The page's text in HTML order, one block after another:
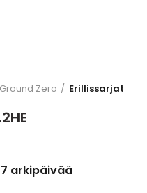
Ground Zero Erillissarjat
arkipäivää